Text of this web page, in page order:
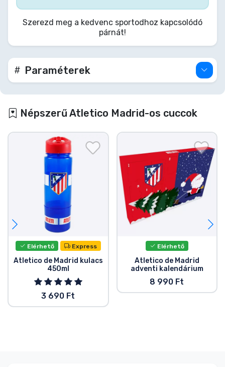
Szerezd meg a kedvenc sportodhoz kapcsolódó
párnát!
Paraméterek
Népszerű Atletico Madrid-os cuccok
Elérhető Express
Atletico de Madrid kulacs
450ml
3 690 Ft
Elérhető
Atletico de Madrid
adventi kalendárium
8 990 Ft